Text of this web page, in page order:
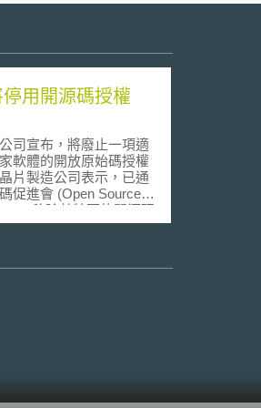
用開源碼授權
宣布，將廢止一項適
軟體的開放原始碼授權
片製造公司表示，已通
促進會 (Open Source
OSI) 移除英特爾的開源碼
來不再以 OSI 認可的授
起開放原始碼社群人士